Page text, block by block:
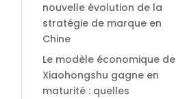
nouvelle évolution de la
stratégie de marque en
Chine
Le modèle économique de
Xiaohongshu gagne en
maturité : quelles